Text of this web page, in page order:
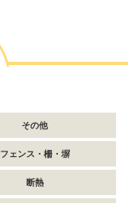
その他
フェンス・柵・塀
断熱